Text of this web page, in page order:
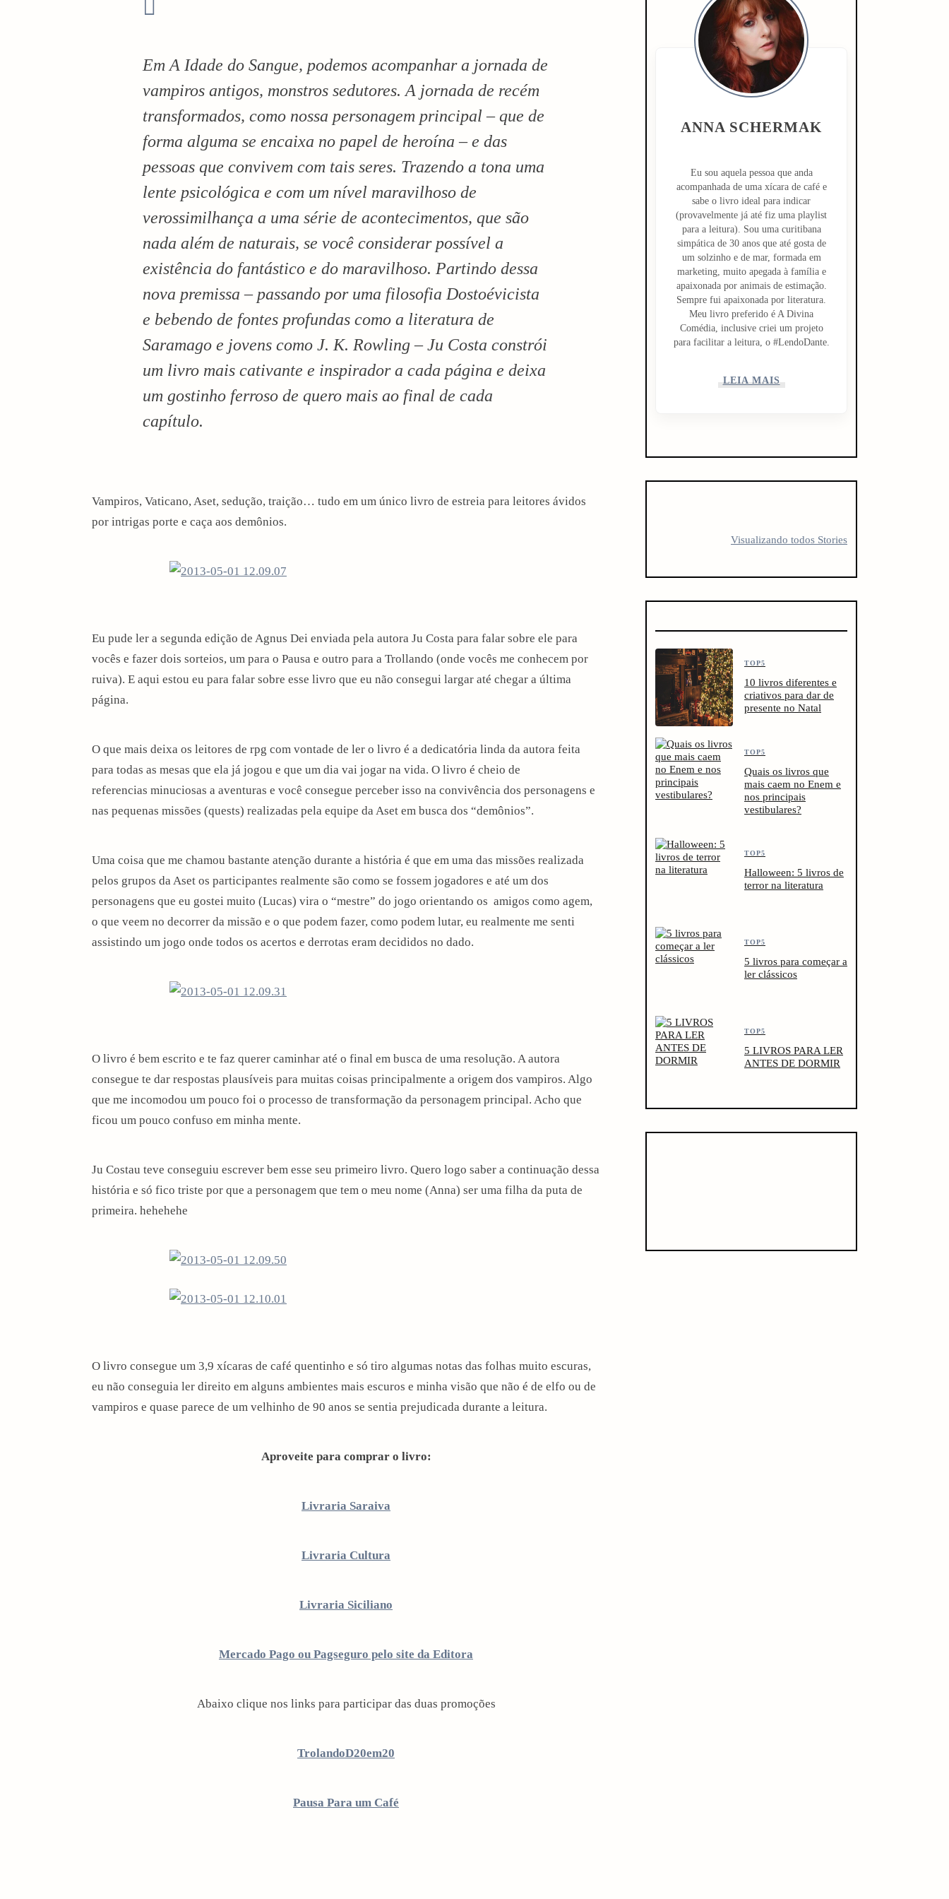
Em A Idade do Sangue, podemos acompanhar a jornada de
vampiros antigos, monstros sedutores. A jornada de recém
transformados, como nossa personagem principal – que de
forma alguma se encaixa no papel de heroína – e das
pessoas que convivem com tais seres. Trazendo a tona uma
lente psicológica e com um nível maravilhoso de
verossimilhança a uma série de acontecimentos, que são
nada além de naturais, se você considerar possível a
existência do fantástico e do maravilhoso. Partindo dessa
nova premissa – passando por uma filosofia Dostoévicista
e bebendo de fontes profundas como a literatura de
Saramago e jovens como J. K. Rowling – Ju Costa constrói
um livro mais cativante e inspirador a cada página e deixa
um gostinho ferroso de quero mais ao final de cada
capítulo.
Vampiros, Vaticano, Aset, sedução, traição… tudo em um único livro de estreia para leitores ávidos
por intrigas porte e caça aos demônios.
Eu pude ler a segunda edição de Agnus Dei enviada pela autora Ju Costa para falar sobre ele para
vocês e fazer dois sorteios, um para o Pausa e outro para a Trollando (onde vocês me conhecem por
ruiva). E aqui estou eu para falar sobre esse livro que eu não consegui largar até chegar a última
página.
O que mais deixa os leitores de rpg com vontade de ler o livro é a dedicatória linda da autora feita
para todas as mesas que ela já jogou e que um dia vai jogar na vida. O livro é cheio de
referencias minuciosas a aventuras e você consegue perceber isso na convivência dos personagens e
nas pequenas missões (quests) realizadas pela equipe da Aset em busca dos “demônios”.
Uma coisa que me chamou bastante atenção durante a história é que em uma das missões realizada
pelos grupos da Aset os participantes realmente são como se fossem jogadores e até um dos
personagens que eu gostei muito (Lucas) vira o “mestre” do jogo orientando os amigos como agem,
o que veem no decorrer da missão e o que podem fazer, como podem lutar, eu realmente me senti
assistindo um jogo onde todos os acertos e derrotas eram decididos no dado.
O livro é bem escrito e te faz querer caminhar até o final em busca de uma resolução. A autora
consegue te dar respostas plausíveis para muitas coisas principalmente a origem dos vampiros. Algo
que me incomodou um pouco foi o processo de transformação da personagem principal. Acho que
ficou um pouco confuso em minha mente.
Ju Costau teve conseguiu escrever bem esse seu primeiro livro. Quero logo saber a continuação dessa
história e só fico triste por que a personagem que tem o meu nome (Anna) ser uma filha da puta de
primeira. hehehehe
O livro consegue um 3,9 xícaras de café quentinho e só tiro algumas notas das folhas muito escuras,
eu não conseguia ler direito em alguns ambientes mais escuros e minha visão que não é de elfo ou de
vampiros e quase parece de um velhinho de 90 anos se sentia prejudicada durante a leitura.
Aproveite para comprar o livro:
Livraria Saraiva
Livraria Cultura
Livraria Siciliano
Mercado Pago ou Pagseguro pelo site da Editora
Abaixo clique nos links para participar das duas promoções
TrolandoD20em20
Pausa Para um Café
ANNA SCHERMAK
Eu sou aquela pessoa que anda
acompanhada de uma xícara de café e
sabe o livro ideal para indicar
(provavelmente já até fiz uma playlist
para a leitura). Sou uma curitibana
simpática de 30 anos que até gosta de
um solzinho e de mar, formada em
marketing, muito apegada à família e
apaixonada por animais de estimação.
Sempre fui apaixonada por literatura.
Meu livro preferido é A Divina
Comédia, inclusive criei um projeto
para facilitar a leitura, o #LendoDante.
LEIA MAIS
Visualizando todos Stories
TODO
TOP5
10 livros diferentes e
criativos para dar de
presente no Natal
TOP5
Quais os livros que
mais caem no Enem e
nos principais
vestibulares?
TOP5
Halloween: 5 livros de
terror na literatura
TOP5
5 livros para começar a
ler clássicos
TOP5
5 LIVROS PARA LER
ANTES DE DORMIR